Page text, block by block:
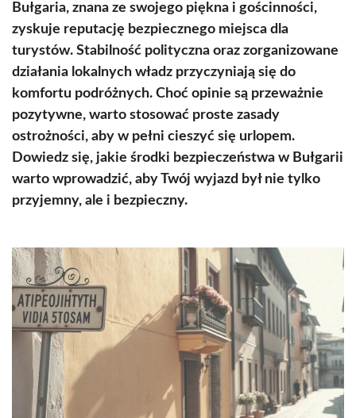
Bułgaria, znana ze swojego piękna i gościnności,
zyskuje reputację bezpiecznego miejsca dla
turystów. Stabilność polityczna oraz zorganizowane
działania lokalnych władz przyczyniają się do
komfortu podróżnych. Choć opinie są przeważnie
pozytywne, warto stosować proste zasady
ostrożności, aby w pełni cieszyć się urlopem.
Dowiedz się, jakie środki bezpieczeństwa w Bułgarii
warto wprowadzić, aby Twój wyjazd był nie tylko
przyjemny, ale i bezpieczny.